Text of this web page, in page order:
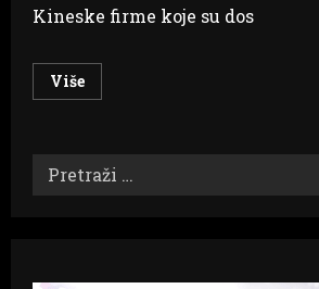
Kineske firme koje su dos
VišeRead
more
dodatne
garancije
Srpske
za
Pretraži: